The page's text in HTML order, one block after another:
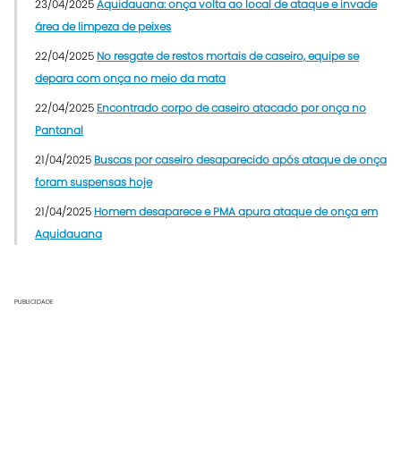
23/04/2025Aquidauana: onça volta ao local de ataque e invade
área de limpeza de peixes
22/04/2025 No resgate de restos mortais de caseiro, equipe se
depara com onça no meio da mata
22/04/2025 Encontrado corpo de caseiro atacado por onça no
Pantanal
21/04/2025 Buscas por caseiro desaparecido após ataque de onça
foram suspensas hoje
21/04/2025 Homem desaparece e PMA apura ataque de onça em
Aquidauana
PUBLICIDADE